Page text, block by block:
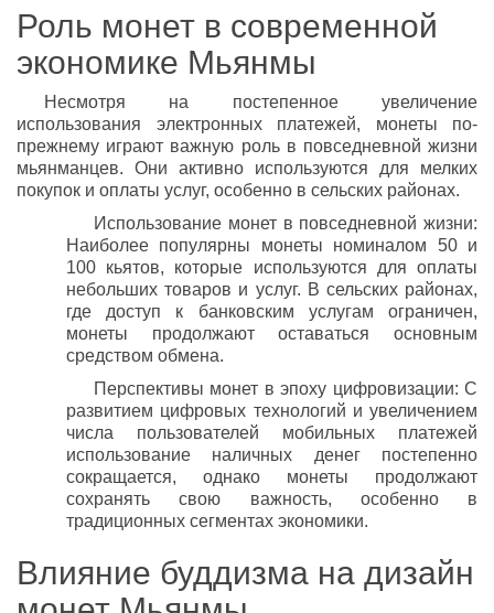
Роль монет в современной
экономике Мьянмы
Несмотря на постепенное увеличение
использования электронных платежей, монеты по-
прежнему играют важную роль в повседневной жизни
мьянманцев. Они активно используются для мелких
покупок и оплаты услуг, особенно в сельских районах.
Использование монет в повседневной жизни:
Наиболее популярны монеты номиналом 50 и
100 кьятов, которые используются для оплаты
небольших товаров и услуг. В сельских районах,
где доступ к банковским услугам ограничен,
монеты продолжают оставаться основным
средством обмена.
Перспективы монет в эпоху цифровизации: С
развитием цифровых технологий и увеличением
числа пользователей мобильных платежей
использование наличных денег постепенно
сокращается, однако монеты продолжают
сохранять свою важность, особенно в
традиционных сегментах экономики.
Влияние буддизма на дизайн